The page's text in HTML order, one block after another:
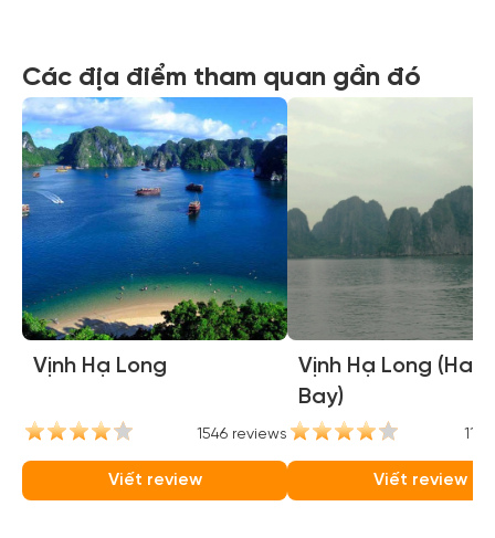
Các địa điểm tham quan gần đó
Vịnh Hạ Long
1546 reviews
Viết review
Vịnh Hạ Long (Ha
Bay)
Viết review